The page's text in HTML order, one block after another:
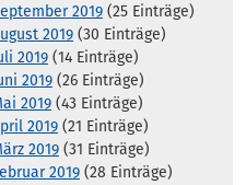
2019 (25 Einträge)
2019 (30 Einträge)
2019 (14 Einträge)
2019 (26 Einträge)
2019 (43 Einträge)
2019 (21 Einträge)
2019 (31 Einträge)
2019 (28 Einträge)